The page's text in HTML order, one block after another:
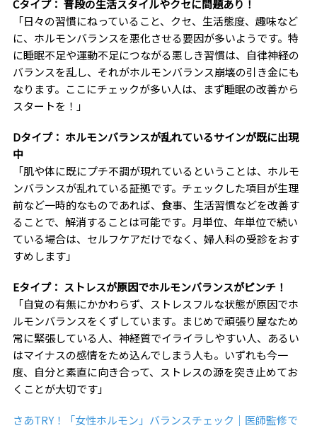
Cタイプ： 普段の生活スタイルやクセに問題あり！
「日々の習慣にねっていること、クセ、生活態度、趣味など
に、ホルモンバランスを悪化させる要因が多いようです。特
に睡眠不足や運動不足につながる悪しき習慣は、自律神経の
バランスを乱し、それがホルモンバランス崩壊の引き金にも
なります。ここにチェックが多い人は、まず睡眠の改善から
スタートを！」
Dタイプ： ホルモンバランスが乱れているサインが既に出現
中
「肌や体に既にプチ不調が現れているということは、ホルモ
ンバランスが乱れている証拠です。チェックした項目が生理
前など一時的なものであれば、食事、生活習慣などを改善す
ることで、解消することは可能です。月単位、年単位で続い
ている場合は、セルフケアだけでなく、婦人科の受診をおす
すめします」
Eタイプ： ストレスが原因でホルモンバランスがピンチ！
「自覚の有無にかかわらず、ストレスフルな状態が原因でホ
ルモンバランスをくずしています。まじめで頑張り屋なため
常に緊張している人、神経質でイライラしやすい人、あるい
はマイナスの感情をため込んでしまう人も。いずれも今一
度、自分と素直に向き合って、ストレスの源を突き止めてお
くことが大切です」
さあTRY！「女性ホルモン」バランスチェック｜医師監修で